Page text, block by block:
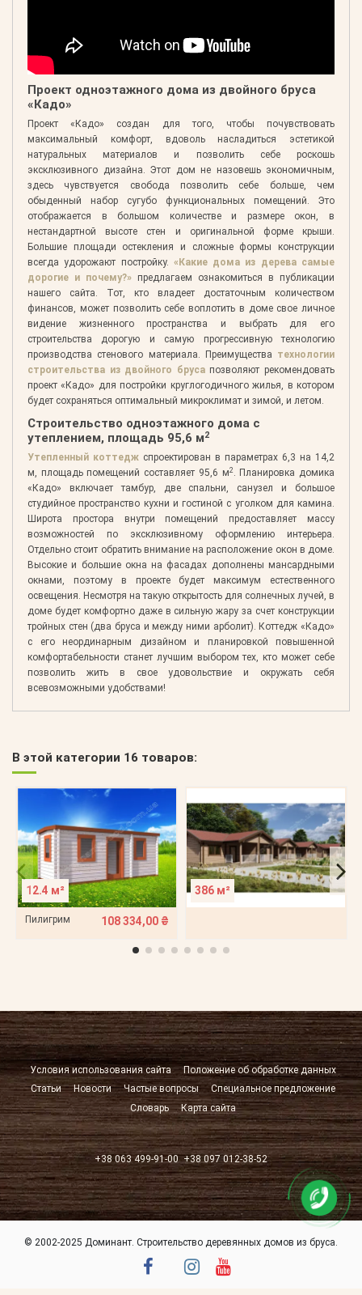
Проект одноэтажного дома из двойного бруса
«Кадо»
Проект «Кадо» создан для того, чтобы почувствовать
максимальный комфорт, вдоволь насладиться эстетикой
натуральных материалов и позволить себе роскошь
эксклюзивного дизайна. Этот дом не назовешь экономичным,
здесь чувствуется свобода позволить себе больше, чем
обыденный набор сугубо функциональных помещений. Это
отображается в большом количестве и размере окон, в
нестандартной высоте стен и оригинальной форме крыши.
Большие площади остекления и сложные формы конструкции
всегда удорожают постройку. «Какие дома из дерева самые
дорогие и почему?» предлагаем ознакомиться в публикации
нашего сайта. Тот, кто владеет достаточным количеством
финансов, может позволить себе воплотить в доме свое личное
видение жизненного пространства и выбрать для его
строительства дорогую и самую прогрессивную технологию
производства стенового материала. Преимущества технологии
строительства из двойного брусапозволяют рекомендовать
проект «Кадо» для постройки круглогодичного жилья, в котором
будет сохраняться оптимальный микроклимат и зимой, и летом.
Строительство одноэтажного дома с
утеплением, площадь 95,6 м2
Утепленный коттедж спроектирован в параметрах 6,3 на 14,2
м, площадь помещений составляет 95,6 м2. Планировка домика
«Кадо» включает тамбур, две спальни, санузел и большое
студийное пространство кухни и гостиной с уголком для камина.
Широта простора внутри помещений предоставляет массу
возможностей по эксклюзивному оформлению интерьера.
Отдельно стоит обратить внимание на расположение окон в доме.
Высокие и большие окна на фасадах дополнены мансардными
окнами, поэтому в проекте будет максимум естественного
освещения. Несмотря на такую открытость для солнечных лучей, в
доме будет комфортно даже в сильную жару за счет конструкции
тройных стен (два бруса и между ними арболит). Коттедж «Кадо»
с его неординарным дизайном и планировкой повышенной
комфортабельности станет лучшим выбором тех, кто может себе
позволить жить в свое удовольствие и окружать себя
всевозможными удобствами!
В этой категории 16 товаров:
12.4 м²
Пилигрим 108 334,00 ₴
386 м²
Условия использования сайта
Положение об обработке данных
Статьи
Новости Частые вопросы
Специальное предложение
Словарь
Карта сайта
+38 063 499-91-00 +38 097 012-38-52
© 2002-2025 Доминант. Строительство деревянных домов из бруса.